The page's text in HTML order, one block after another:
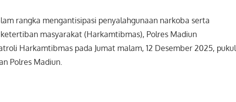
rangka mengantisipasi penyalahgunaan narkoba serta
masyarakat (Harkamtibmas), Polres Madiun
Harkamtibmas pada Jumat malam, 12 Desember 2025, pukul
Polres Madiun.